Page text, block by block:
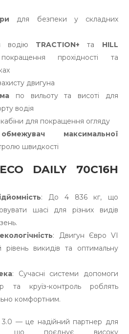
для безпеки у складних
водію TRACTION+ та HILL
прохідності та
двигуна
по вильоту та висоті для
водія
кабіни для покращення огляду
максимальної
швидкості
DAILY 70C16H
: До 4 836 кг, що
шасі для різних видів
: Двигун Євро VI
рівень викидів та оптимальну
: Сучасні системи допомоги
та круїз-контроль роблять
комфортним.
3.0 — це надійний партнер для
що поєднує високу